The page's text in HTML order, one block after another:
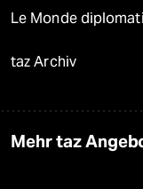
Le Monde
taz Archiv
Mehr taz